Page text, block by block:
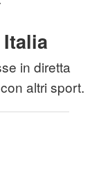
in diretta
altri sport.